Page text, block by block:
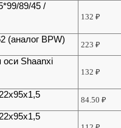
89/45 /
132₽
(аналог BPW)
223₽
Shaanxi
132₽
84.50₽